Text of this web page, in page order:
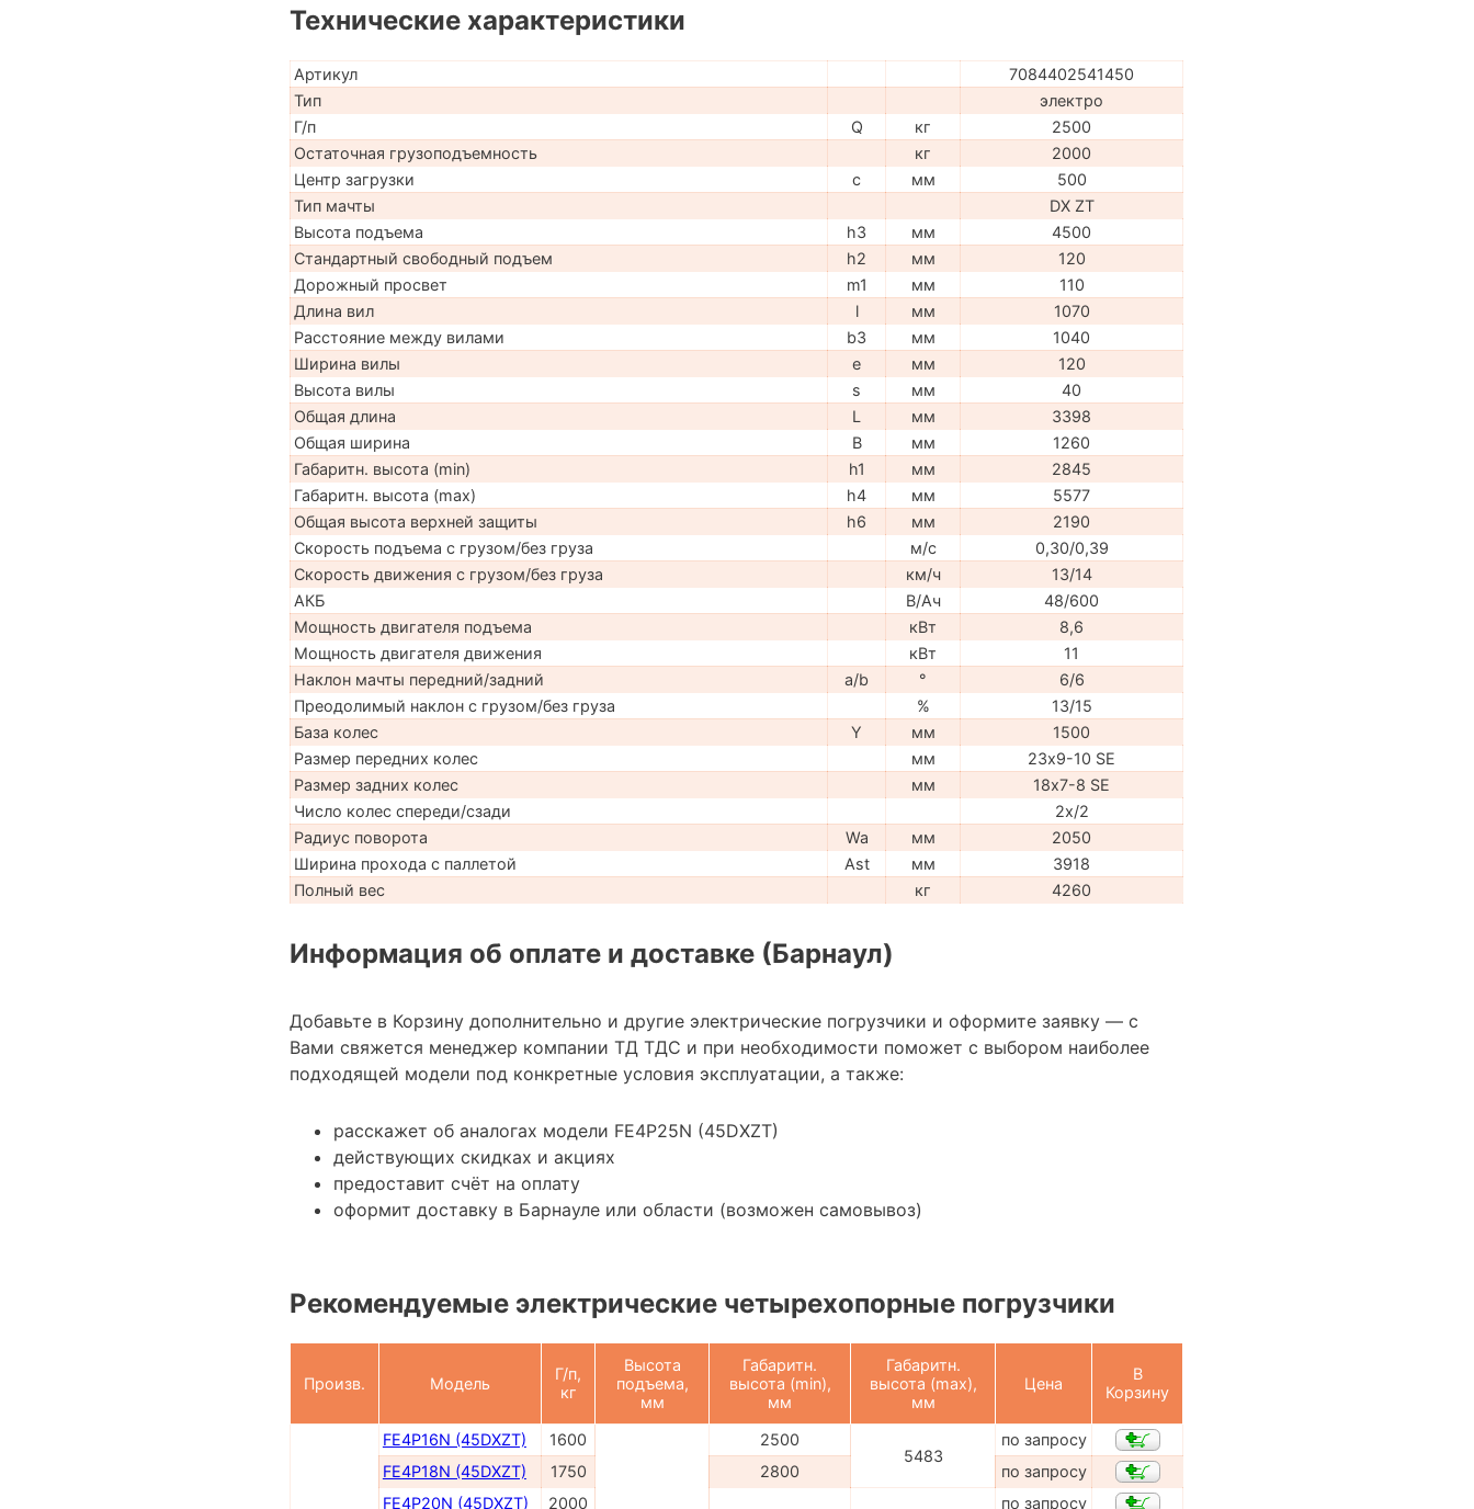
Технические характеристики
Артикул
7084402541450
Тип
электро
Г/п
Q кг
2500
Остаточная грузоподъемность
кг
2000
Центр загрузки
c мм
500
Тип мачты
DX ZT
Высота подъема
h3 мм
4500
Стандартный свободный подъем
h2 мм
120
Дорожный просвет
m1 мм
110
Длина вил
l мм
1070
Расстояние между вилами
b3 мм
1040
Ширина вилы
e мм
120
Высота вилы
s мм
40
Общая длина
L мм
3398
Общая ширина
B мм
1260
Габаритн. высота (min)
h1 мм
2845
Габаритн. высота (max)
h4 мм
5577
Общая высота верхней защиты
h6 мм
2190
Скорость подъема с грузом/без груза
м/с
0,30/0,39
Скорость движения с грузом/без груза
км/ч
13/14
АКБ
В/Ач
48/600
Мощность двигателя подъема
кВт
8,6
Мощность двигателя движения
кВт
11
Наклон мачты передний/задний
a/b °
6/6
Преодолимый наклон с грузом/без груза
%
13/15
База колес
Y мм
1500
Размер передних колес
мм
23х9-10 SE
Размер задних колес
мм
18х7-8 SE
Число колес спереди/сзади
2х/2
Радиус поворота
Wa мм
2050
Ширина прохода с паллетой
Ast мм
3918
Полный вес
кг 4260
Информация об оплате и доставке (Барнаул)
Добавьте в Корзину дополнительно и другие электрические погрузчики и оформите заявку — с
Вами свяжется менеджер компании ТД ТДС и при необходимости поможет с выбором наиболее
подходящей модели под конкретные условия эксплуатации, а также:
расскажет об аналогах модели FE4P25N (45DXZT)
действующих скидках и акциях
предоставит счёт на оплату
оформит доставку в Барнауле или области (возможен самовывоз)
Рекомендуемые электрические четырехопорные погрузчики
Произв. Модель
Г/п,
кг
Высота
подъема,
мм
Габаритн.
высота (min),
мм
Габаритн.
высота (max),
мм
Цена
В
Корзину
FE4P16N (45DXZT) 1600
2500
5483
по запросу
FE4P18N (45DXZT)
1750 2800
по запросу
FE4P20N (45DXZT)
2000 по запросу